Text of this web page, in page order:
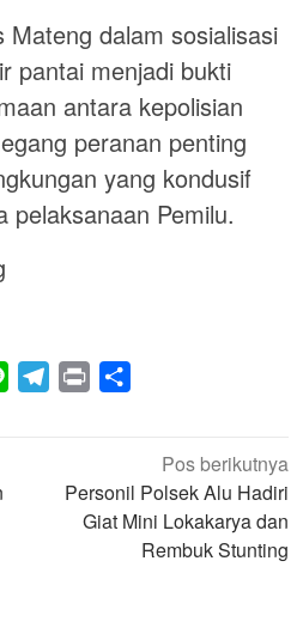
Mateng dalam sosialisasi
pantai menjadi bukti
antara kepolisian
peranan penting
yang kondusif
pelaksanaan Pemilu.
Line Telegram
Print
Pos berikutnya
Personil Polsek Alu Hadiri
Giat Mini Lokakarya dan
Rembuk Stunting